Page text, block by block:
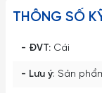
THÔNG SỐ
- ĐVT: Cái
- Lưu ý: Sản